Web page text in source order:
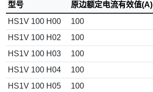
型号 原边额定电流有效值(A)
HS1V 100 H00
100
HS1V 100 H02
100
HS1V 100 H03
100
HS1V 100 H04
100
HS1V 100 H05
100